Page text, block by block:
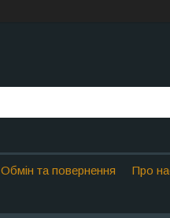
Обмін та повернення Про